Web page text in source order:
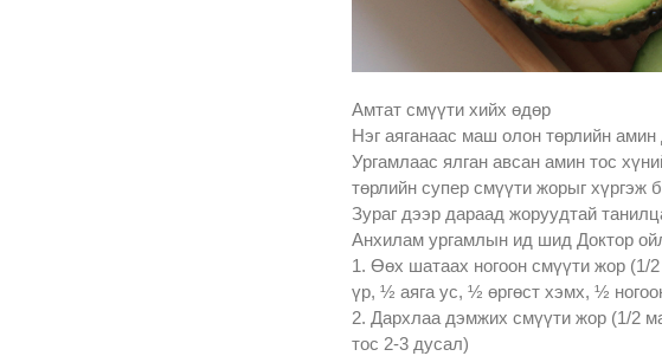
Амтат смүүти хийх өдөр
Нэг аяганаас маш олон төрлийн
Ургамлаас ялган авсан амин тос
төрлийн супер смүүти жорыг хүргэж
Зураг дээр дараад жоруудтай
Анхилам ургамлын ид шид Доктор
1. Өөх шатаах ногоон смүүти жор (1/
үр, ½ аяга ус, ½ өргөст хэмх, ½
2. Дархлаа дэмжих смүүти жор (1/2
тос 2-3 дусал)